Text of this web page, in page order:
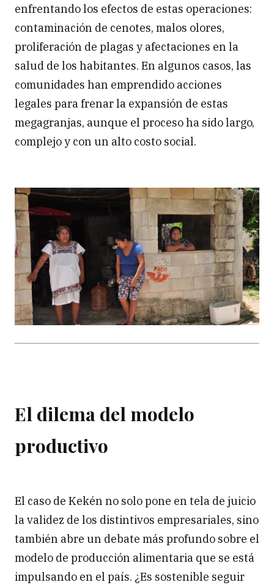
enfrentando los efectos de estas operaciones:
contaminación de cenotes, malos olores,
proliferación de plagas y afectaciones en la
salud de los habitantes. En algunos casos, las
comunidades han emprendido acciones
legales para frenar la expansión de estas
megagranjas, aunque el proceso ha sido largo,
complejo y con un alto costo social.
El dilema del modelo
productivo
El caso de Kekén no solo pone en tela de juicio
la validez de los distintivos empresariales, sino
también abre un debate más profundo sobre el
modelo de producción alimentaria que se está
impulsando en el país. ¿Es sostenible seguir